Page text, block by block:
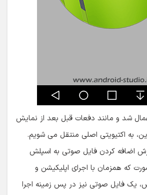
شد و مانند دفعات قبل بعد از نمایش
اضافه کردن فایل صوتی به اسپلش
که همزمان با اجرای اپلیکیشن و
یک فایل صوتی نیز در پس زمینه اجرا